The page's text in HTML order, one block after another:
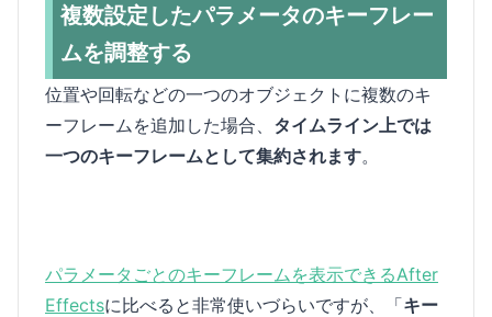
複数設定したパラメータのキーフレー
ムを調整する
位置や回転などの一つのオブジェクトに複数のキ
ーフレームを追加した場合、 タイムライン上では
一つのキーフレームとして集約されます。
パラメータごとのキーフレームを表示できるAfter
Effectsに比べると非常使いづらいですが、「キー